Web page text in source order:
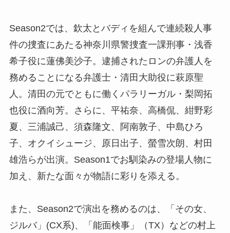
Season2では、欽太とバディを組んで連続殺人事
件の捜査にあたる神奈川県警捜査一課刑事・浅香
希子役に蓮佛美沙子。逮捕されたロンの弁護人を
務めることになる弁護士・清田大助役に萩原聖
人。清田の元でともに働くパラリーガル・梨岡拓
也役に酒向芳。さらに、平祐奈、高橋侃、紺野彩
夏、三浦誠己、須森隆文、阿南敦子、中島ひろ
子、オクイシュージ、原日出子、螢雪次朗、村田
雄浩らが出演。Season1でお馴染みの登場人物に
加え、新たな面々が物語に彩りを添える。
また、Season2で演出を務めるのは、「その女、
ジルバ」(CX系)、「能面検事」（TX）などの村上